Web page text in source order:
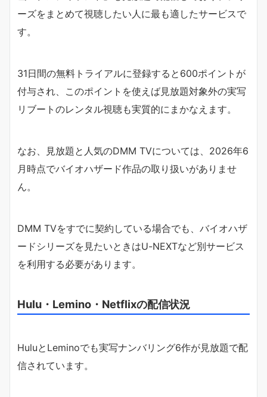
ーズをまとめて視聴したい人に最も適したサービスで
す。
31日間の無料トライアルに登録すると600ポイントが
付与され、このポイントを使えば見放題対象外の実写
リブートのレンタル視聴も実質的にまかなえます。
なお、見放題と人気のDMM TVについては、2026年6
月時点でバイオハザード作品の取り扱いがありませ
ん。
DMM TVをすでに契約している場合でも、バイオハザ
ードシリーズを見たいときはU-NEXTなど別サービス
を利用する必要があります。
Hulu・Lemino・Netflixの配信状況
HuluとLeminoでも実写ナンバリング6作が見放題で配
信されています。